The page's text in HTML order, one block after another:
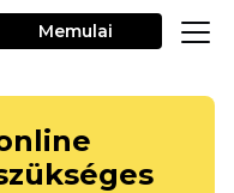
Memulai